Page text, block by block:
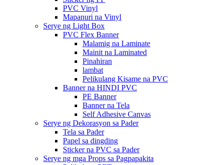
PVC Vinyl
Mapanuri na Vinyl
Serye ng Light Box
PVC Flex Banner
Malamig na Laminate
Mainit na Laminated
Pinahiran
lambat
Pelikulang Kisame na PVC
Banner na HINDI PVC
PE Banner
Banner na Tela
Self Adhesive Canvas
Serye ng Dekorasyon sa Pader
Tela sa Pader
Papel sa dingding
Sticker na PVC sa Pader
Serye ng mga Props sa Pagpapakita